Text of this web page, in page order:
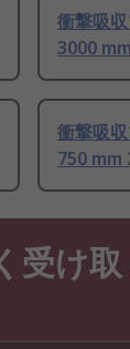
衝撃吸
3000
衝撃吸
750 mm
受け取